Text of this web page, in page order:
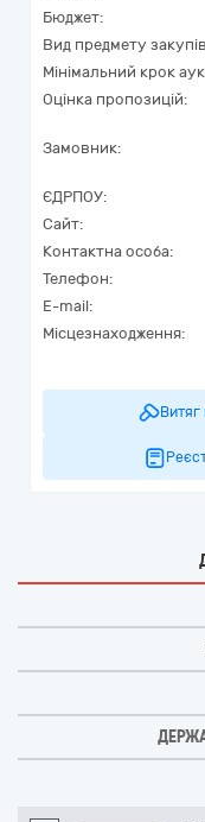
Бюджет:
Вид предмету
Мінімальний крок
Оцінка пропозицій:
Замовник:
ЄДРПОУ:
Сайт:
Контактна особа:
Телефон:
E-mail:
Місцезнаходження:
Витяг